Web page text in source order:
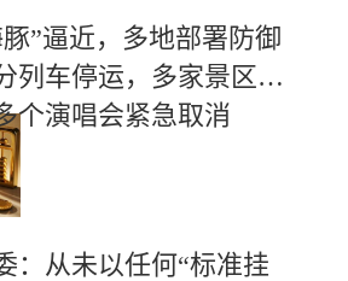
”逼近，多地部署防御
列车停运，多家景区调
个演唱会紧急取消
：从未以任何“标准挂